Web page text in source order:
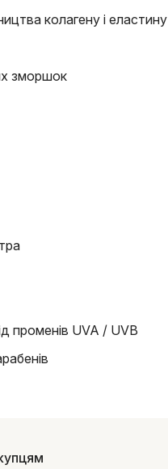
колагену і еластину
зморшок
променів UVA / UVB